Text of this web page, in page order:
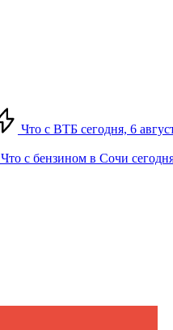
Что с ВТБ сегодня, 6
Что с бензином в Сочи